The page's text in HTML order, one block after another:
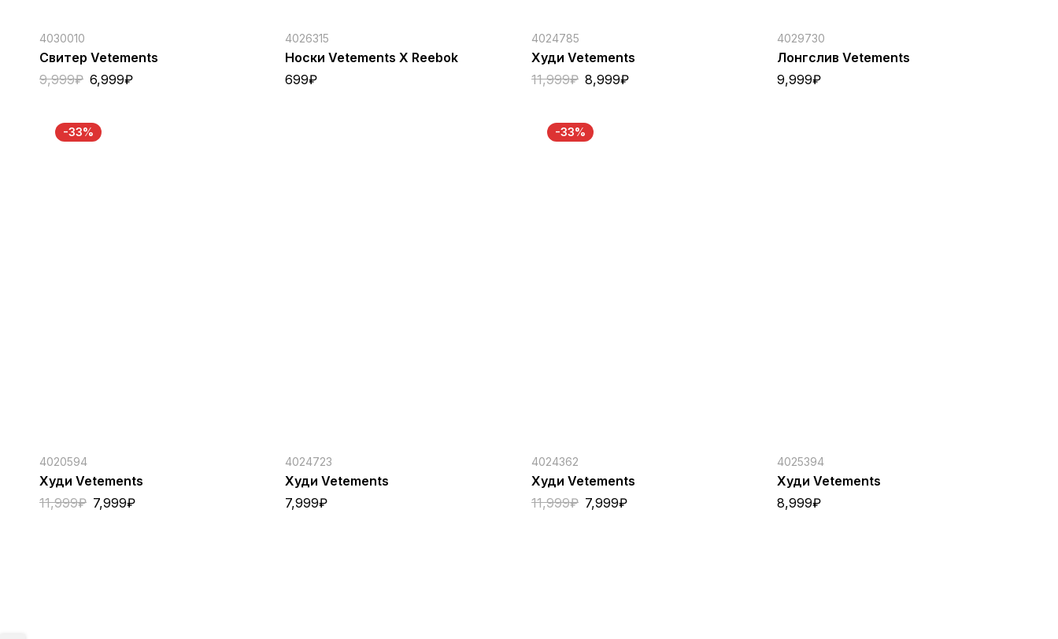
4030010
Свитер Vetements
9,999₽ 6,999₽
4026315
Носки Vetements X Reebok
699₽
4024785
Худи Vetements
11,999₽ 8,999₽
4029730
Лонгслив Vetements
9,999₽
-33%
4020594
Худи Vetements
11,999₽ 7,999₽
4024723
Худи Vetements
7,999₽
-33%
4024362
Худи Vetements
11,999₽ 7,999₽
4025394
Худи Vetements
8,999₽